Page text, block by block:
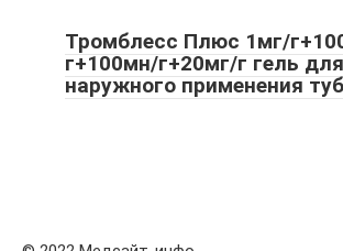
Тромблесс Плюс 1мг/
г+100мн/г+20мг/г гель для
наружного применения